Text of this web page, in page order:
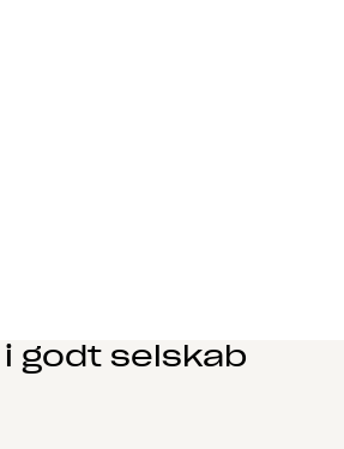
i godt selskab